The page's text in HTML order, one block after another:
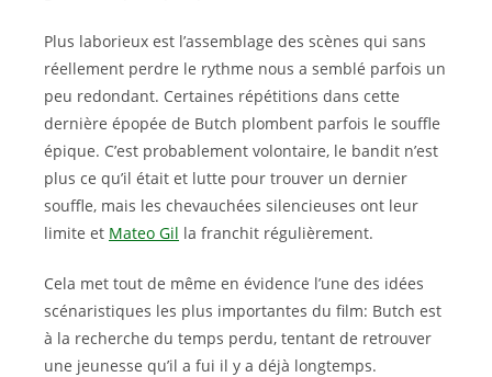
Plus laborieux est l’assemblage des scènes qui sans
réellement perdre le rythme nous a semblé parfois un
peu redondant. Certaines répétitions dans cette
dernière épopée de Butch plombent parfois le souffle
épique. C’est probablement volontaire, le bandit n’est
plus ce qu’il était et lutte pour trouver un dernier
souffle, mais les chevauchées silencieuses ont leur
limite et Mateo Gil la franchit régulièrement.
Cela met tout de même en évidence l’une des idées
scénaristiques les plus importantes du film: Butch est
à la recherche du temps perdu, tentant de retrouver
une jeunesse qu’il a fui il y a déjà longtemps.